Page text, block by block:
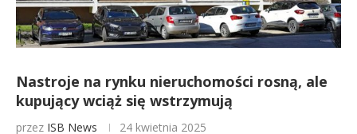
Nastroje na rynku nieruchomości rosną, ale
kupujący wciąż się wstrzymują
przez ISB News 24 kwietnia 2025